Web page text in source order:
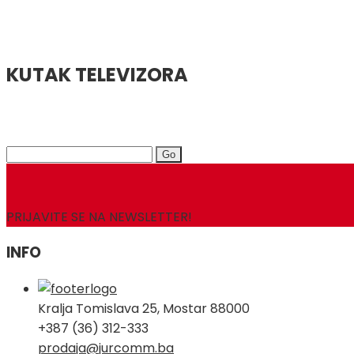
KUTAK TELEVIZORA
Search
PRIJAVITE SE NA NEWSLETTER!
INFO
Kralja Tomislava 25, Mostar 88000
+387 (36) 312-333
prodaja@jurcomm.ba